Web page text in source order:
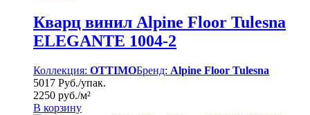
Кварц винил Alpine Floor Tulesna
ELEGANTE 1004-2
Коллекция: OTTIMOБренд: Alpine Floor Tulesna
5017 Руб./упак.
2250 руб./м²
В корзину